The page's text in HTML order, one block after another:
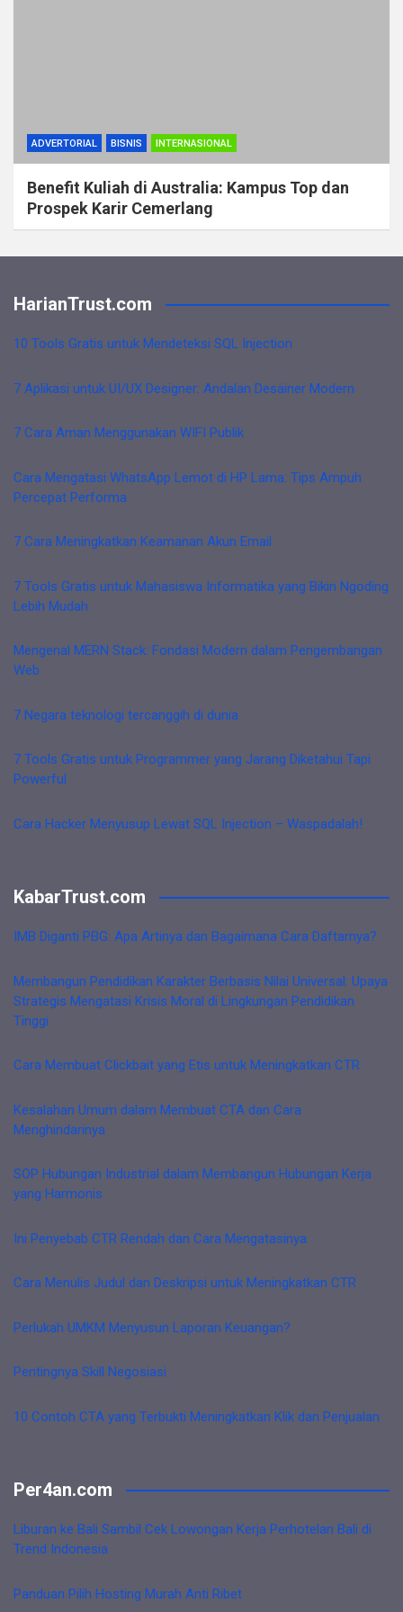
ADVERTORIAL BISNIS INTERNASIONAL
Benefit Kuliah di Australia: Kampus Top dan
Prospek Karir Cemerlang
HarianTrust.com
10 Tools Gratis untuk Mendeteksi SQL Injection
7 Aplikasi untuk UI/UX Designer: Andalan Desainer Modern
7 Cara Aman Menggunakan WIFI Publik
Cara Mengatasi WhatsApp Lemot di HP Lama: Tips Ampuh
Percepat Performa
7 Cara Meningkatkan Keamanan Akun Email
7 Tools Gratis untuk Mahasiswa Informatika yang Bikin Ngoding
Lebih Mudah
Mengenal MERN Stack: Fondasi Modern dalam Pengembangan
Web
7 Negara teknologi tercanggih di dunia
7 Tools Gratis untuk Programmer yang Jarang Diketahui Tapi
Powerful
Cara Hacker Menyusup Lewat SQL Injection – Waspadalah!
KabarTrust.com
IMB Diganti PBG: Apa Artinya dan Bagaimana Cara Daftarnya?
Membangun Pendidikan Karakter Berbasis Nilai Universal: Upaya
Strategis Mengatasi Krisis Moral di Lingkungan Pendidikan
Tinggi
Cara Membuat Clickbait yang Etis untuk Meningkatkan CTR
Kesalahan Umum dalam Membuat CTA dan Cara
Menghindarinya
SOP Hubungan Industrial dalam Membangun Hubungan Kerja
yang Harmonis
Ini Penyebab CTR Rendah dan Cara Mengatasinya
Cara Menulis Judul dan Deskripsi untuk Meningkatkan CTR
Perlukah UMKM Menyusun Laporan Keuangan?
Pentingnya Skill Negosiasi
10 Contoh CTA yang Terbukti Meningkatkan Klik dan Penjualan
Per4an.com
Liburan ke Bali Sambil Cek Lowongan Kerja Perhotelan Bali di
Trend Indonesia
Panduan Pilih Hosting Murah Anti Ribet